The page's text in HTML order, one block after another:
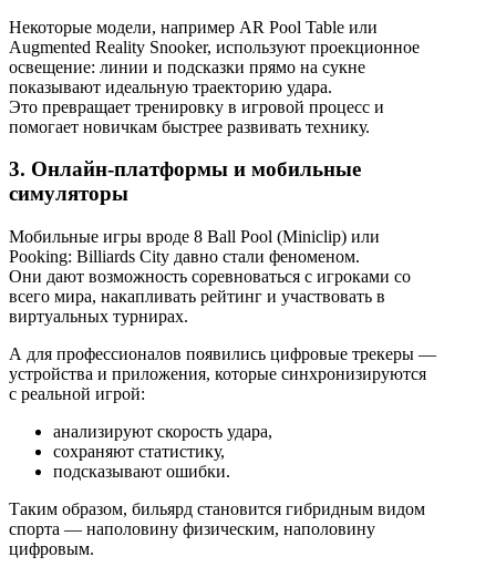
Некоторые модели, например AR Pool Table или
Augmented Reality Snooker, используют проекционное
освещение: линии и подсказки прямо на сукне
показывают идеальную траекторию удара.
Это превращает тренировку в игровой процесс и
помогает новичкам быстрее развивать технику.
3. Онлайн-платформы и мобильные
симуляторы
Мобильные игры вроде 8 Ball Pool (Miniclip) или
Pooking: Billiards City давно стали феноменом.
Они дают возможность соревноваться с игроками со
всего мира, накапливать рейтинг и участвовать в
виртуальных турнирах.
А для профессионалов появились цифровые трекеры —
устройства и приложения, которые синхронизируются
с реальной игрой:
анализируют скорость удара,
сохраняют статистику,
подсказывают ошибки.
Таким образом, бильярд становится гибридным видом
спорта — наполовину физическим, наполовину
цифровым.